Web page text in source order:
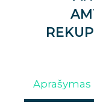
Aprašymas
Galerija